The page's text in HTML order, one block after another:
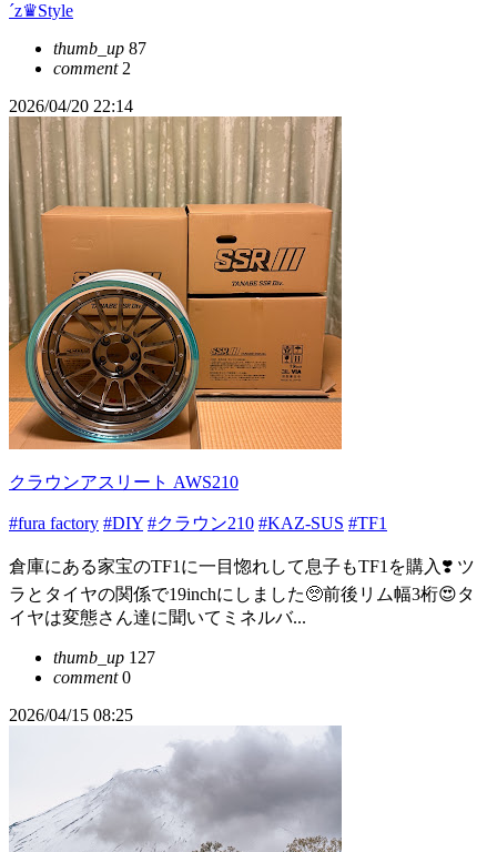
´z♛︎Style
thumb_up 87
comment2
2026/04/20 22:14
クラウンアスリート AWS210
#fura factory #DIY #クラウン210 #KAZ-SUS #TF1
倉庫にある家宝のTF1に一目惚れして息子もTF1を購入❣️ ツ
ラとタイヤの関係で19inchにしました🥺前後リム幅3桁😍タ
イヤは変態さん達に聞いてミネルバ...
thumb_up 127
comment0
2026/04/15 08:25